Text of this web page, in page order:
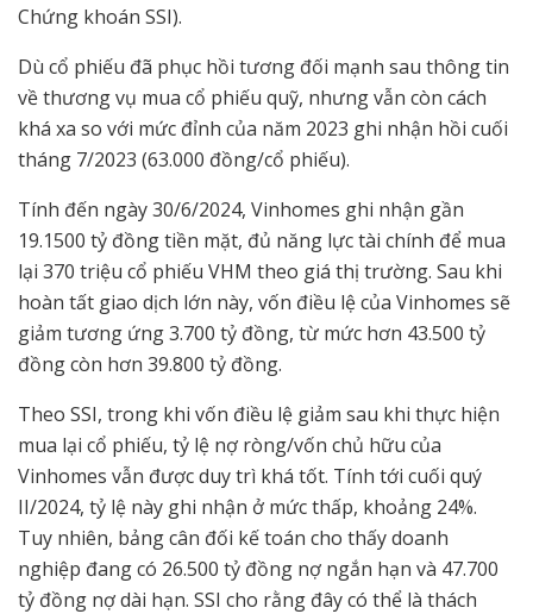
Chứng khoán SSI).
Dù cổ phiếu đã phục hồi tương đối mạnh sau thông tin
về thương vụ mua cổ phiếu quỹ, nhưng vẫn còn cách
khá xa so với mức đỉnh của năm 2023 ghi nhận hồi cuối
tháng 7/2023 (63.000 đồng/cổ phiếu).
Tính đến ngày 30/6/2024, Vinhomes ghi nhận gần
19.1500 tỷ đồng tiền mặt, đủ năng lực tài chính để mua
lại 370 triệu cổ phiếu VHM theo giá thị trường. Sau khi
hoàn tất giao dịch lớn này, vốn điều lệ của Vinhomes sẽ
giảm tương ứng 3.700 tỷ đồng, từ mức hơn 43.500 tỷ
đồng còn hơn 39.800 tỷ đồng.
Theo SSI, trong khi vốn điều lệ giảm sau khi thực hiện
mua lại cổ phiếu, tỷ lệ nợ ròng/vốn chủ hữu của
Vinhomes vẫn được duy trì khá tốt. Tính tới cuối quý
II/2024, tỷ lệ này ghi nhận ở mức thấp, khoảng 24%.
Tuy nhiên, bảng cân đối kế toán cho thấy doanh
nghiệp đang có 26.500 tỷ đồng nợ ngắn hạn và 47.700
tỷ đồng nợ dài hạn. SSI cho rằng đây có thể là thách